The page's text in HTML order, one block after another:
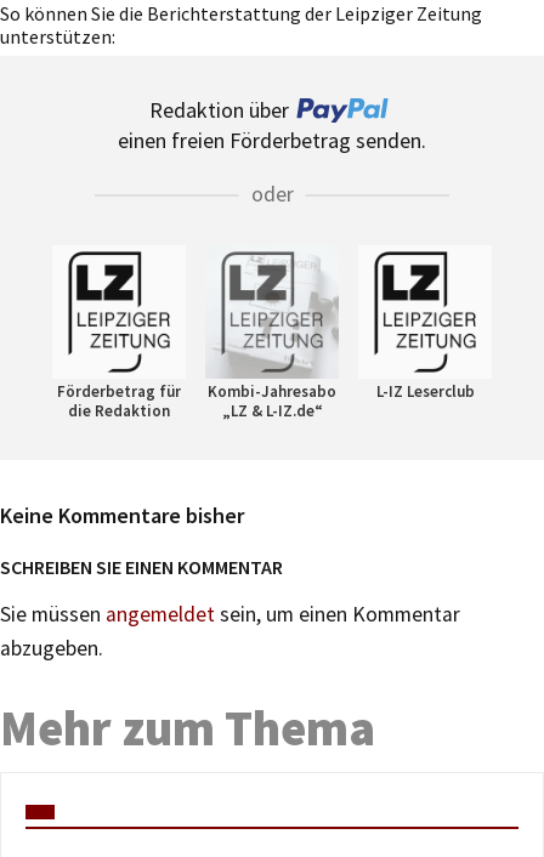
So können Sie die Berichterstattung der Leipziger Zeitung
unterstützen:
Redaktion über
einen freien Förderbetrag senden.
oder
Förderbetrag für
die Redaktion
Kombi-Jahresabo
„LZ & L-IZ.de“
L-IZ Leserclub
Keine Kommentare bisher
SCHREIBEN SIE EINEN KOMMENTAR
Sie müssen angemeldetsein, um einen Kommentar
abzugeben.
Mehr zum Thema